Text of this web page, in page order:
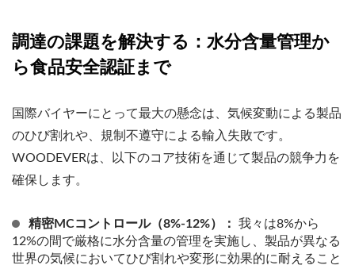
調達の課題を解決する：水分含量管理か
ら食品安全認証まで
国際バイヤーにとって最大の懸念は、気候変動による製品
のひび割れや、規制不遵守による輸入失敗です。
WOODEVERは、以下のコア技術を通じて製品の競争力を
確保します。
精密MCコントロール（8%-12%）：
我々は8%から
12%の間で厳格に水分含量の管理を実施し、製品が異なる
世界の気候においてひび割れや変形に効果的に耐えること